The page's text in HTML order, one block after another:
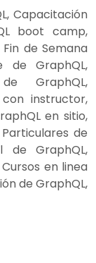
Capacitación
boot camp,
de Semana
de GraphQL,
GraphQL,
instructor,
en sitio,
de
de GraphQL,
en linea
de GraphQL,